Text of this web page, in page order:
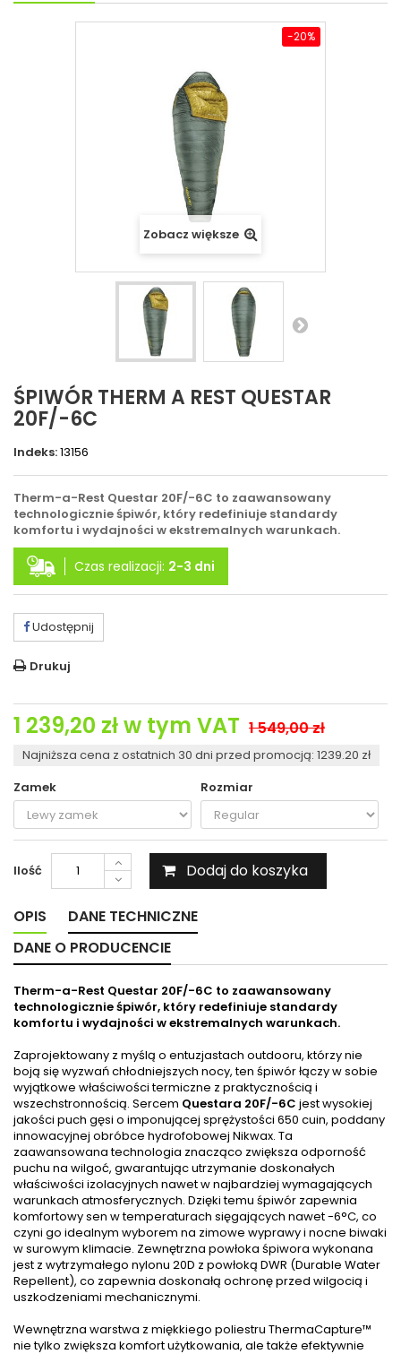
-20%
Zobacz większe
ŚPIWÓR THERM A REST QUESTAR
20F/-6C
Indeks:13156
Therm-a-Rest Questar 20F/-6C to zaawansowany
technologicznie śpiwór, który redefiniuje standardy
komfortu i wydajności w ekstremalnych warunkach.
Czas realizacji: 2-3 dni
Udostępnij
Drukuj
1 239,20 złw tym VAT 1 549,00 zł
Najniższa cena z ostatnich 30 dni przed promocją: 1239.20 zł
Zamek
Rozmiar
Ilość Dodaj do koszyka
OPIS
DANE TECHNICZNE
DANE O PRODUCENCIE
Therm-a-Rest Questar 20F/-6C to zaawansowany
technologicznie śpiwór, który redefiniuje standardy
komfortu i wydajności w ekstremalnych warunkach.
Zaprojektowany z myślą o entuzjastach outdooru, którzy nie
boją się wyzwań chłodniejszych nocy, ten śpiwór łączy w sobie
wyjątkowe właściwości termiczne z praktycznością i
wszechstronnością. Sercem Questara 20F/-6C jest wysokiej
jakości puch gęsi o imponującej sprężystości 650 cuin, poddany
innowacyjnej obróbce hydrofobowej Nikwax. Ta
zaawansowana technologia znacząco zwiększa odporność
puchu na wilgoć, gwarantując utrzymanie doskonałych
właściwości izolacyjnych nawet w najbardziej wymagających
warunkach atmosferycznych. Dzięki temu śpiwór zapewnia
komfortowy sen w temperaturach sięgających nawet -6°C, co
czyni go idealnym wyborem na zimowe wyprawy i nocne biwaki
w surowym klimacie. Zewnętrzna powłoka śpiwora wykonana
jest z wytrzymałego nylonu 20D z powłoką DWR (Durable Water
Repellent), co zapewnia doskonałą ochronę przed wilgocią i
uszkodzeniami mechanicznymi.
Wewnętrzna warstwa z miękkiego poliestru ThermaCapture™
nie tylko zwiększa komfort użytkowania, ale także efektywnie